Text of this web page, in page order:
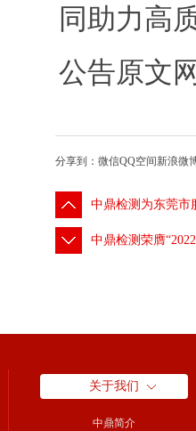
同助力高
公告原文
分享到： 微信QQ空间 新浪微
中鼎检测为东莞市
中鼎检测荣膺
关于我们
中鼎简介